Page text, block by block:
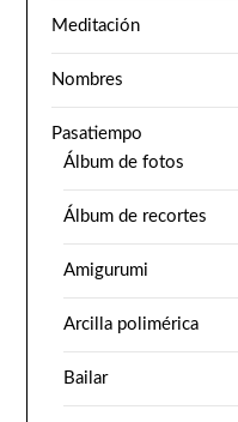
Meditación
Nombres
Pasatiempo
Álbum de fotos
Álbum de recortes
Amigurumi
Arcilla polimérica
Bailar